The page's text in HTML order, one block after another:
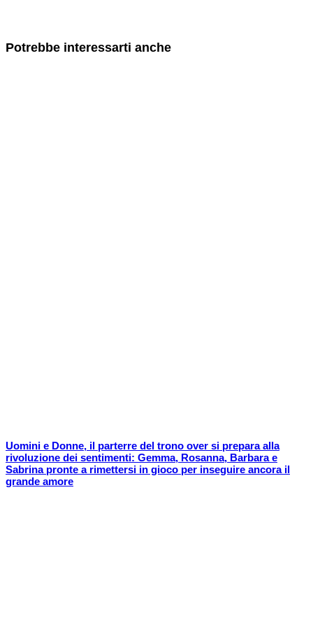
Potrebbe interessarti anche
Uomini e Donne, il parterre del trono over si prepara alla
rivoluzione dei sentimenti: Gemma, Rosanna, Barbara e
Sabrina pronte a rimettersi in gioco per inseguire ancora il
grande amore